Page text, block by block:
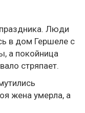
Люди
в дом Гершеле с
а покойница
стряпает.
жена умерла, а